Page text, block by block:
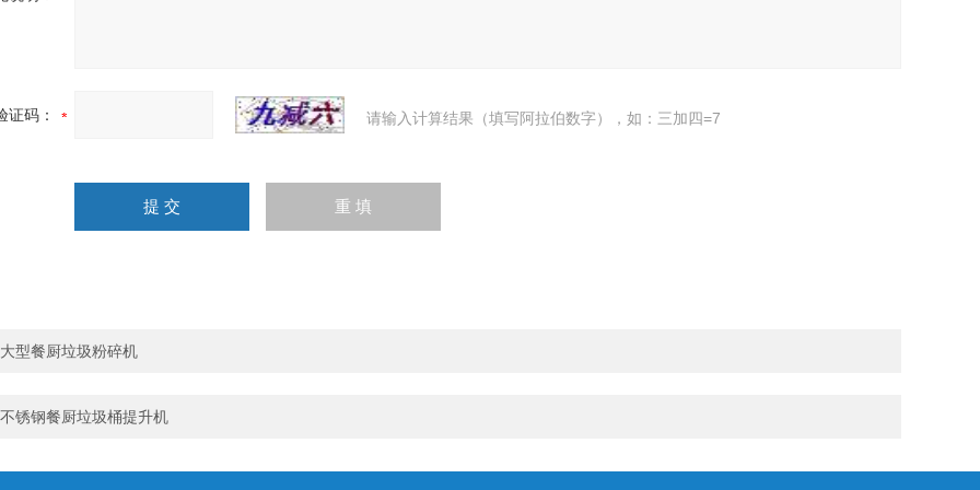
证码： 请输入计算结果（填写阿拉伯数字），如：三加四=7
大型餐厨垃圾粉碎机
不锈钢餐厨垃圾桶提升机